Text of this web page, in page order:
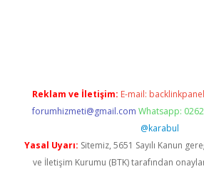
Reklam ve İletişim: E-mail:
forumhizmeti@gmail.com Whatsapp:
@karabul
Yasal Uyarı: Sitemiz, 5651 Sayılı Kanun
ve İletişim Kurumu (BTK) tarafından